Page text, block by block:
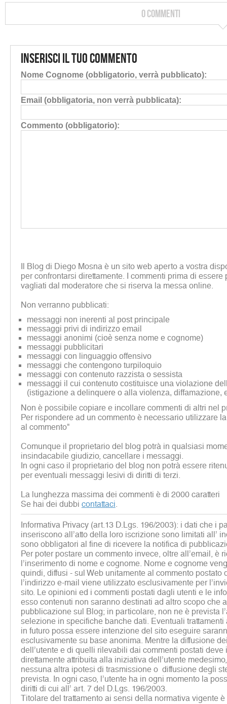
0 Commenti
Inserisci il tuo commento
Nome Cognome (obbligatorio, verrà pubblicato):
Email (obbligatoria, non verrà pubblicata):
Commento (obbligatorio):
Il Blog di Diego Mosna è un sito web aperto a vostra
per confrontarsi direttamente. I commenti prima di essere
vagliati dal moderatore che si riserva la messa online.
Non verranno pubblicati:
messaggi non inerenti al post principale
messaggi privi di indirizzo email
messaggi anonimi (cioè senza nome e cognome)
messaggi pubblicitari
messaggi con linguaggio offensivo
messaggi che contengono turpiloquio
messaggi con contenuto razzista o sessista
messaggi il cui contenuto costituisce una violazione
(istigazione a delinquere o alla violenza, diffamazione,
Non è possibile copiare e incollare commenti di altri nel
Per rispondere ad un commento è necessario utilizzare
al commento"
Comunque il proprietario del blog potrà in qualsiasi
insindacabile giudizio, cancellare i messaggi.
In ogni caso il proprietario del blog non potrà essere
per eventuali messaggi lesivi di diritti di terzi.
La lunghezza massima dei commenti è di 2000 caratteri
Se hai dei dubbi contattaci
Informativa Privacy (art.13 D.Lgs. 196/2003): i dati che i
inseriscono all’atto della loro iscrizione sono limitati all’
sono obbligatori al fine di ricevere la notifica di
Per poter postare un commento invece, oltre all’email, è
l’inserimento di nome e cognome. Nome e cognome
quindi, diffusi - sul Web unitamente al commento postato
l’indirizzo e-mail viene utilizzato esclusivamente per
sito. Le opinioni ed i commenti postati dagli utenti e le
esso contenuti non saranno destinati ad altro scopo che
pubblicazione sul Blog; in particolare, non ne è prevista
selezione in specifiche banche dati. Eventuali trattamenti
in futuro possa essere intenzione del sito eseguire
esclusivamente su base anonima. Mentre la diffusione
dell’utente e di quelli rilevabili dai commenti postati deve
direttamente attribuita alla iniziativa dell’utente
nessuna altra ipotesi di trasmissione o diffusione degli
prevista. In ogni caso, l’utente ha in ogni momento la
diritti di cui all’ art. 7 del D.Lgs. 196/2003.
Titolare del trattamento ai sensi della normativa vigente